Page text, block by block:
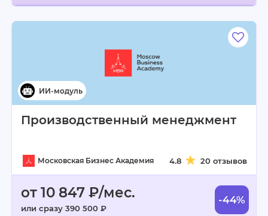
Производственный менеджмент
Московская Бизнес Академия 4.8 20 отзывов
от 10 847 ₽/мес.
или сразу 390 500 ₽
-44%